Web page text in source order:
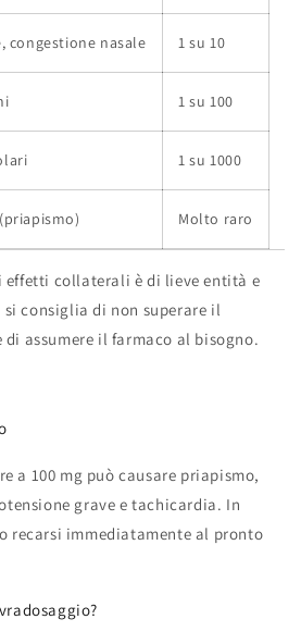
congestione nasale 1 su 10
1 su 100
1 su 1000
Molto raro
effetti collaterali è di lieve entità e
consiglia di non superare il
assumere il farmaco al bisogno.
a 100 mg può causare priapismo,
grave e tachicardia. In
recarsi immediatamente al pronto